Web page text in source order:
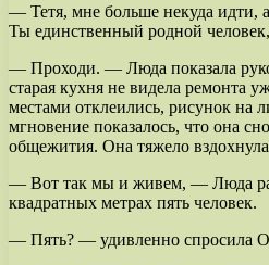
— Тетя, мне больше некуда идти,
Ты единственный родной
— Проходи. — Люда показала
старая кухня не видела ремонта
местами отклеились, рисунок на
мгновение показалось, что она
общежития. Она тяжело
— Вот так мы и живем, — Люда
квадратных метрах пять человек.
— Пять? — удивленно спросила